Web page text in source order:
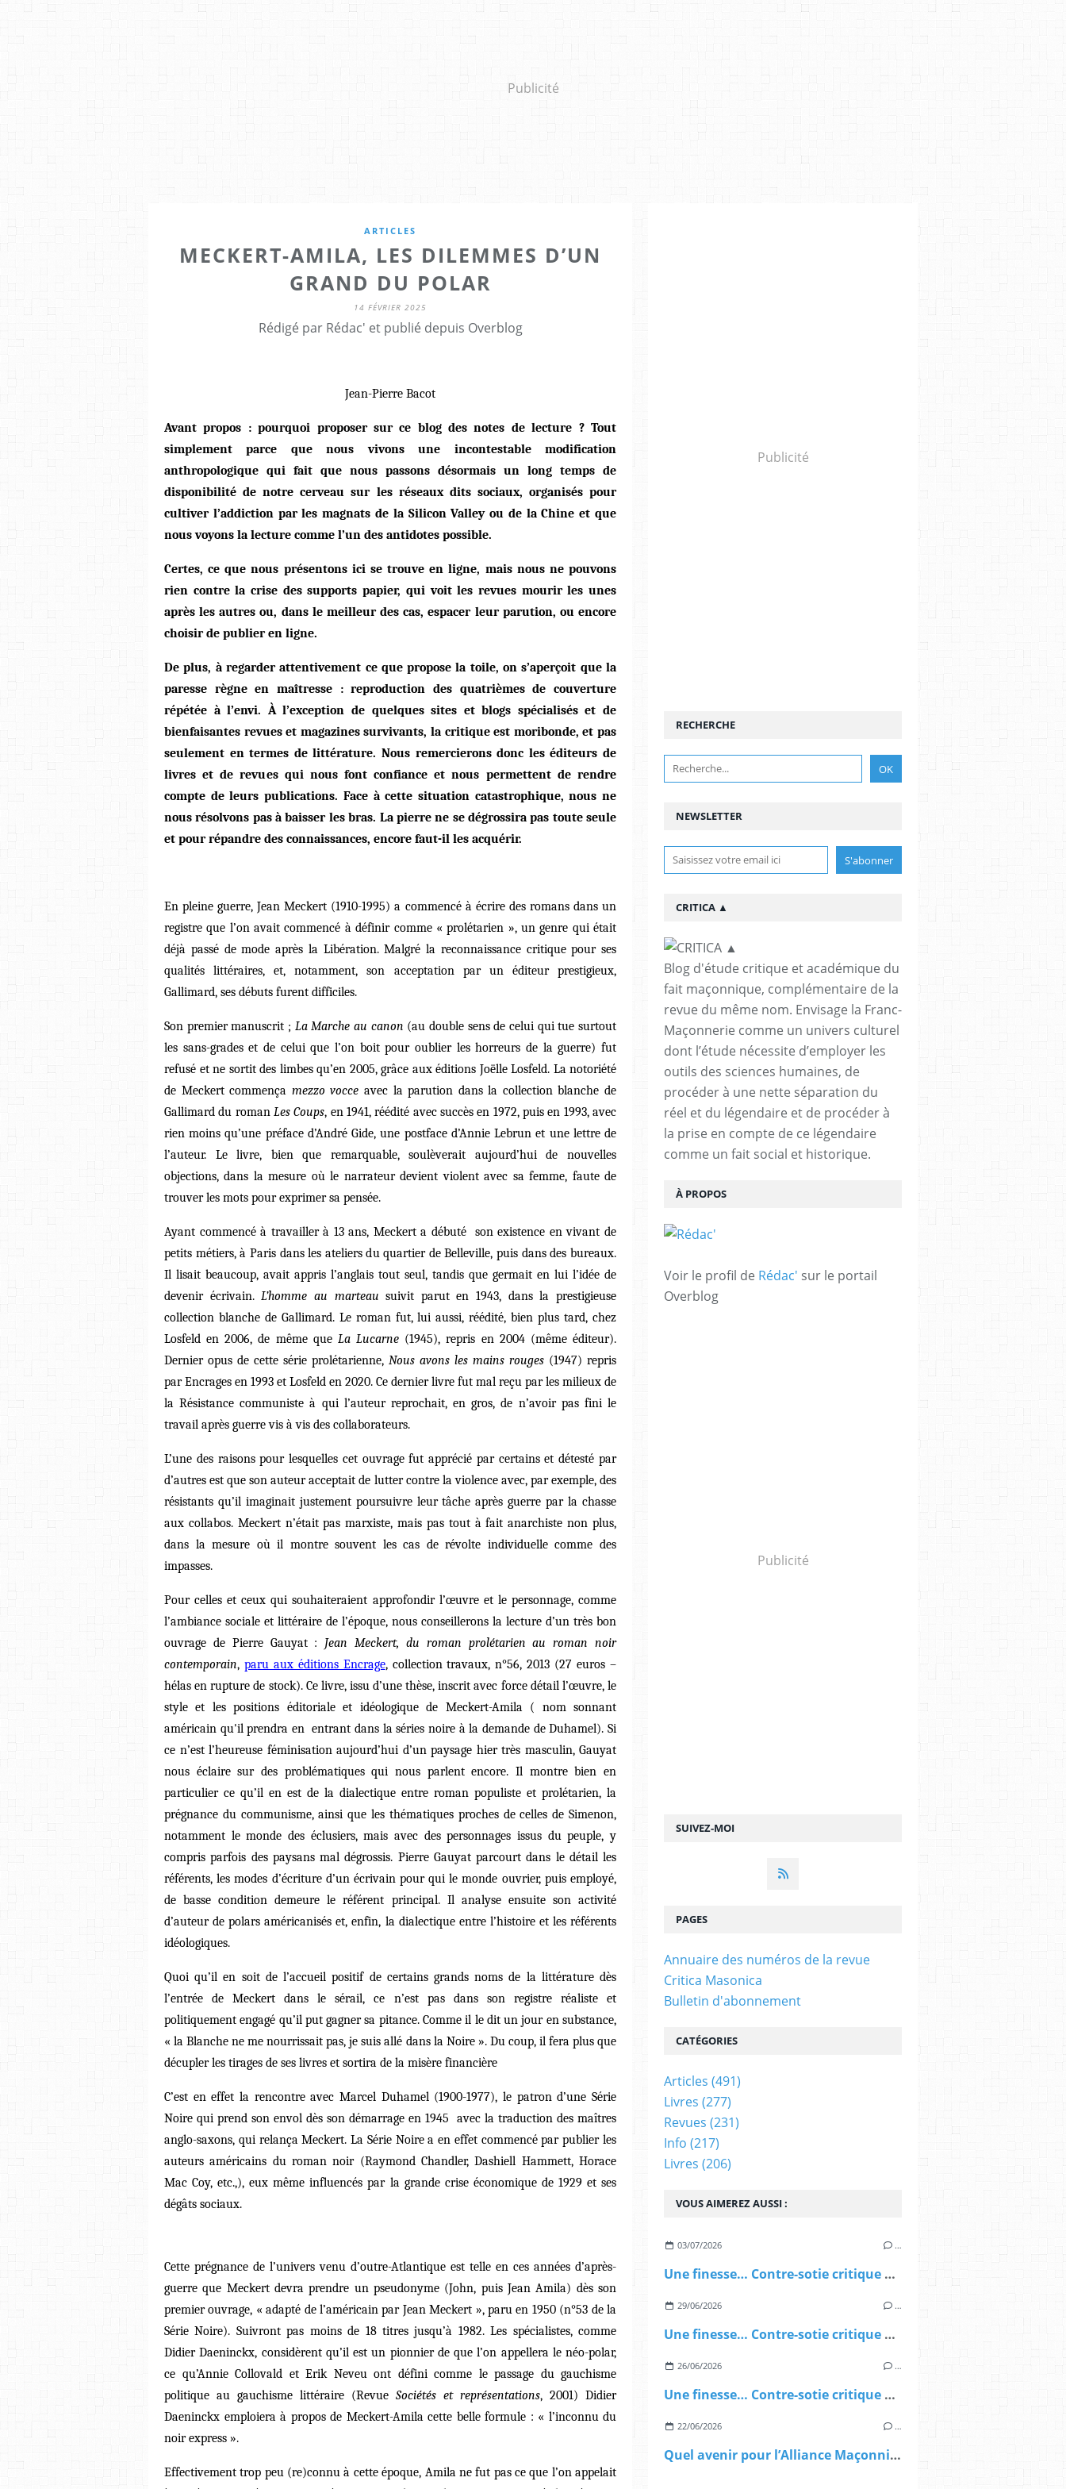
Publicité
ARTICLES
MECKERT-AMILA, LES DILEMMES D’UN
GRAND DU POLAR
14 FÉVRIER 2025
Rédigé par Rédac' et publié depuis Overblog
Jean-Pierre Bacot
Avant propos : pourquoi proposer sur ce blog des notes de lecture ? Tout
simplement parce que nous vivons une incontestable modification
anthropologique qui fait que nous passons désormais un long temps de
disponibilité de notre cerveau sur les réseaux dits sociaux, organisés pour
cultiver l’addiction par les magnats de la Silicon Valley ou de la Chine et que
nous voyons la lecture comme l’un des antidotes possible.
Certes, ce que nous présentons ici se trouve en ligne, mais nous ne pouvons
rien contre la crise des supports papier, qui voit les revues mourir les unes
après les autres ou, dans le meilleur des cas, espacer leur parution, ou encore
choisir de publier en ligne.
De plus, à regarder attentivement ce que propose la toile, on s’aperçoit que la
paresse règne en maîtresse : reproduction des quatrièmes de couverture
répétée à l’envi. À l’exception de quelques sites et blogs spécialisés et de
bienfaisantes revues et magazines survivants, la critique est moribonde, et pas
seulement en termes de littérature. Nous remercierons donc les éditeurs de
livres et de revues qui nous font confiance et nous permettent de rendre
compte de leurs publications. Face à cette situation catastrophique, nous ne
nous résolvons pas à baisser les bras. La pierre ne se dégrossira pas toute seule
et pour répandre des connaissances, encore faut-il les acquérir.
En pleine guerre, Jean Meckert (1910-1995) a commencé à écrire des romans dans un
registre que l’on avait commencé à définir comme « prolétarien », un genre qui était
déjà passé de mode après la Libération. Malgré la reconnaissance critique pour ses
qualités littéraires, et, notamment, son acceptation par un éditeur prestigieux,
Gallimard, ses débuts furent difficiles.
Son premier manuscrit ; La Marche au canon (au double sens de celui qui tue surtout
les sans-grades et de celui que l’on boit pour oublier les horreurs de la guerre) fut
refusé et ne sortit des limbes qu’en 2005, grâce aux éditions Joëlle Losfeld. La notoriété
de Meckert commença mezzo vocce avec la parution dans la collection blanche de
Gallimard du roman Les Coups, en 1941, réédité avec succès en 1972, puis en 1993, avec
rien moins qu’une préface d’André Gide, une postface d’Annie Lebrun et une lettre de
l’auteur. Le livre, bien que remarquable, soulèverait aujourd’hui de nouvelles
objections, dans la mesure où le narrateur devient violent avec sa femme, faute de
trouver les mots pour exprimer sa pensée.
Ayant commencé à travailler à 13 ans, Meckert a débuté son existence en vivant de
petits métiers, à Paris dans les ateliers du quartier de Belleville, puis dans des bureaux.
Il lisait beaucoup, avait appris l’anglais tout seul, tandis que germait en lui l’idée de
devenir écrivain.L’homme au marteau suivit parut en 1943, dans la prestigieuse
collection blanche de Gallimard. Le roman fut, lui aussi, réédité, bien plus tard, chez
Losfeld en 2006, de même que La Lucarne (1945), repris en 2004 (même éditeur).
Dernier opus de cette série prolétarienne, Nous avons les mains rouges (1947) repris
par Encrages en 1993 et Losfeld en 2020. Ce dernier livre fut mal reçu par les milieux de
la Résistance communiste à qui l’auteur reprochait, en gros, de n’avoir pas fini le
travail après guerre vis à vis des collaborateurs.
L’une des raisons pour lesquelles cet ouvrage fut apprécié par certains et détesté par
d’autres est que son auteur acceptait de lutter contre la violence avec, par exemple, des
résistants qu’il imaginait justement poursuivre leur tâche après guerre par la chasse
aux collabos. Meckert n’était pas marxiste, mais pas tout à fait anarchiste non plus,
dans la mesure où il montre souvent les cas de révolte individuelle comme des
impasses.
Pour celles et ceux qui souhaiteraient approfondir l’œuvre et le personnage, comme
l’ambiance sociale et littéraire de l’époque, nous conseillerons la lecture d’un très bon
ouvrage de Pierre Gauyat : Jean Meckert, du roman prolétarien au roman noir
contemporain, paru aux éditions Encrage, collection travaux, n°56, 2013 (27 euros –
hélas en rupture de stock). Ce livre, issu d’une thèse, inscrit avec force détail l’œuvre, le
style et les positions éditoriale et idéologique de Meckert-Amila ( nom sonnant
américain qu'il prendra en entrant dans la séries noire à la demande de Duhamel). Si
ce n’est l’heureuse féminisation aujourd’hui d’un paysage hier très masculin, Gauyat
nous éclaire sur des problématiques qui nous parlent encore. Il montre bien en
particulier ce qu’il en est de la dialectique entre roman populiste et prolétarien, la
prégnance du communisme, ainsi que les thématiques proches de celles de Simenon,
notamment le monde des éclusiers, mais avec des personnages issus du peuple, y
compris parfois des paysans mal dégrossis. Pierre Gauyat parcourt dans le détail les
référents, les modes d’écriture d’un écrivain pour qui le monde ouvrier, puis employé,
de basse condition demeure le référent principal. Il analyse ensuite son activité
d’auteur de polars américanisés et, enfin, la dialectique entre l’histoire et les référents
idéologiques.
Quoi qu’il en soit de l’accueil positif de certains grands noms de la littérature dès
l’entrée de Meckert dans le sérail, ce n’est pas dans son registre réaliste et
politiquement engagé qu’il put gagner sa pitance. Comme il le dit un jour en substance,
« la Blanche ne me nourrissait pas, je suis allé dans la Noire ». Du coup, il fera plus que
décupler les tirages de ses livres et sortira de la misère financière
C’est en effet la rencontre avec Marcel Duhamel (1900-1977), le patron d’une Série
Noire qui prend son envol dès son démarrage en 1945 avec la traduction des maîtres
anglo-saxons, qui relança Meckert. La Série Noire a en effet commencé par publier les
auteurs américains du roman noir (Raymond Chandler, Dashiell Hammett, Horace
Mac Coy, etc.,), eux même influencés par la grande crise économique de 1929 et ses
dégâts sociaux.
Cette prégnance de l’univers venu d’outre-Atlantique est telle en ces années d’après-
guerre que Meckert devra prendre un pseudonyme (John, puis Jean Amila) dès son
premier ouvrage, « adapté de l’américain par Jean Meckert », paru en 1950 (n°53 de la
Série Noire). Suivront pas moins de 18 titres jusqu’à 1982. Les spécialistes, comme
Didier Daeninckx, considèrent qu’il est un pionnier de que l’on appellera le néo-polar,
ce qu’Annie Collovald et Erik Neveu ont défini comme le passage du gauchisme
politique au gauchisme littéraire (Revue Sociétés et représentations, 2001) Didier
Daeninckx emploiera à propos de Meckert-Amila cette belle formule : « l’inconnu du
noir express ».
Effectivement trop peu (re)connu à cette époque, Amila ne fut pas ce que l’on appelait
Publicité
NEWSLETTER
SUIVEZ-MOI
RECHERCHE
CRITICA ▲
Blog d'étude critique et académique du
fait maçonnique, complémentaire de la
revue du même nom. Envisage la Franc-
Maçonnerie comme un univers culturel
dont l’étude nécessite d’employer les
outils des sciences humaines, de
procéder à une nette séparation du
réel et du légendaire et de procéder à
la prise en compte de ce légendaire
comme un fait social et historique.
À PROPOS
Voir le profil de Rédac' sur le portail
Overblog
Publicité
VOUS AIMEREZ AUSSI :
03/07/2026 …
Une finesse… Contre-sotie critique et diabolique, forcément diabolique (3ème partie)
29/06/2026 …
Une finesse… Contre-sotie critique et diabolique, forcément diabolique (2ème partie)
26/06/2026 …
Une finesse… Contre-sotie critique et diabolique, forcément diabolique (1ère partie)
22/06/2026 …
Quel avenir pour l’Alliance Maçonnique Européenne ?
PAGES
Annuaire des numéros de la revue
Critica Masonica
Bulletin d'abonnement
CATÉGORIES
Articles (491)
Livres (277)
Revues (231)
Info (217)
Livres (206)